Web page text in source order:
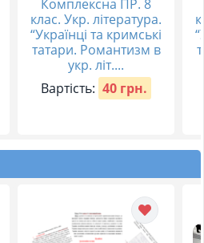
Комплексна ПР. 8
клас. Укр. література.
“Українці та кримські
татари. Романтизм в
укр. літ....
Вартість: 40 грн.